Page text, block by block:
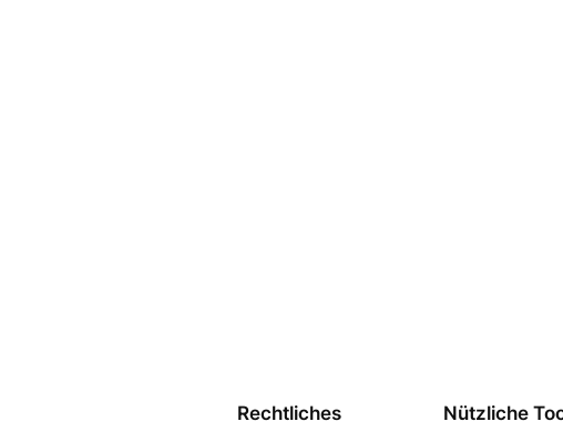
Rechtliches Nützliche